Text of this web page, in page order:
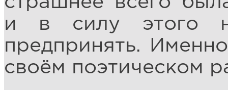
и в силу этого
предпринять.
своём поэтическом